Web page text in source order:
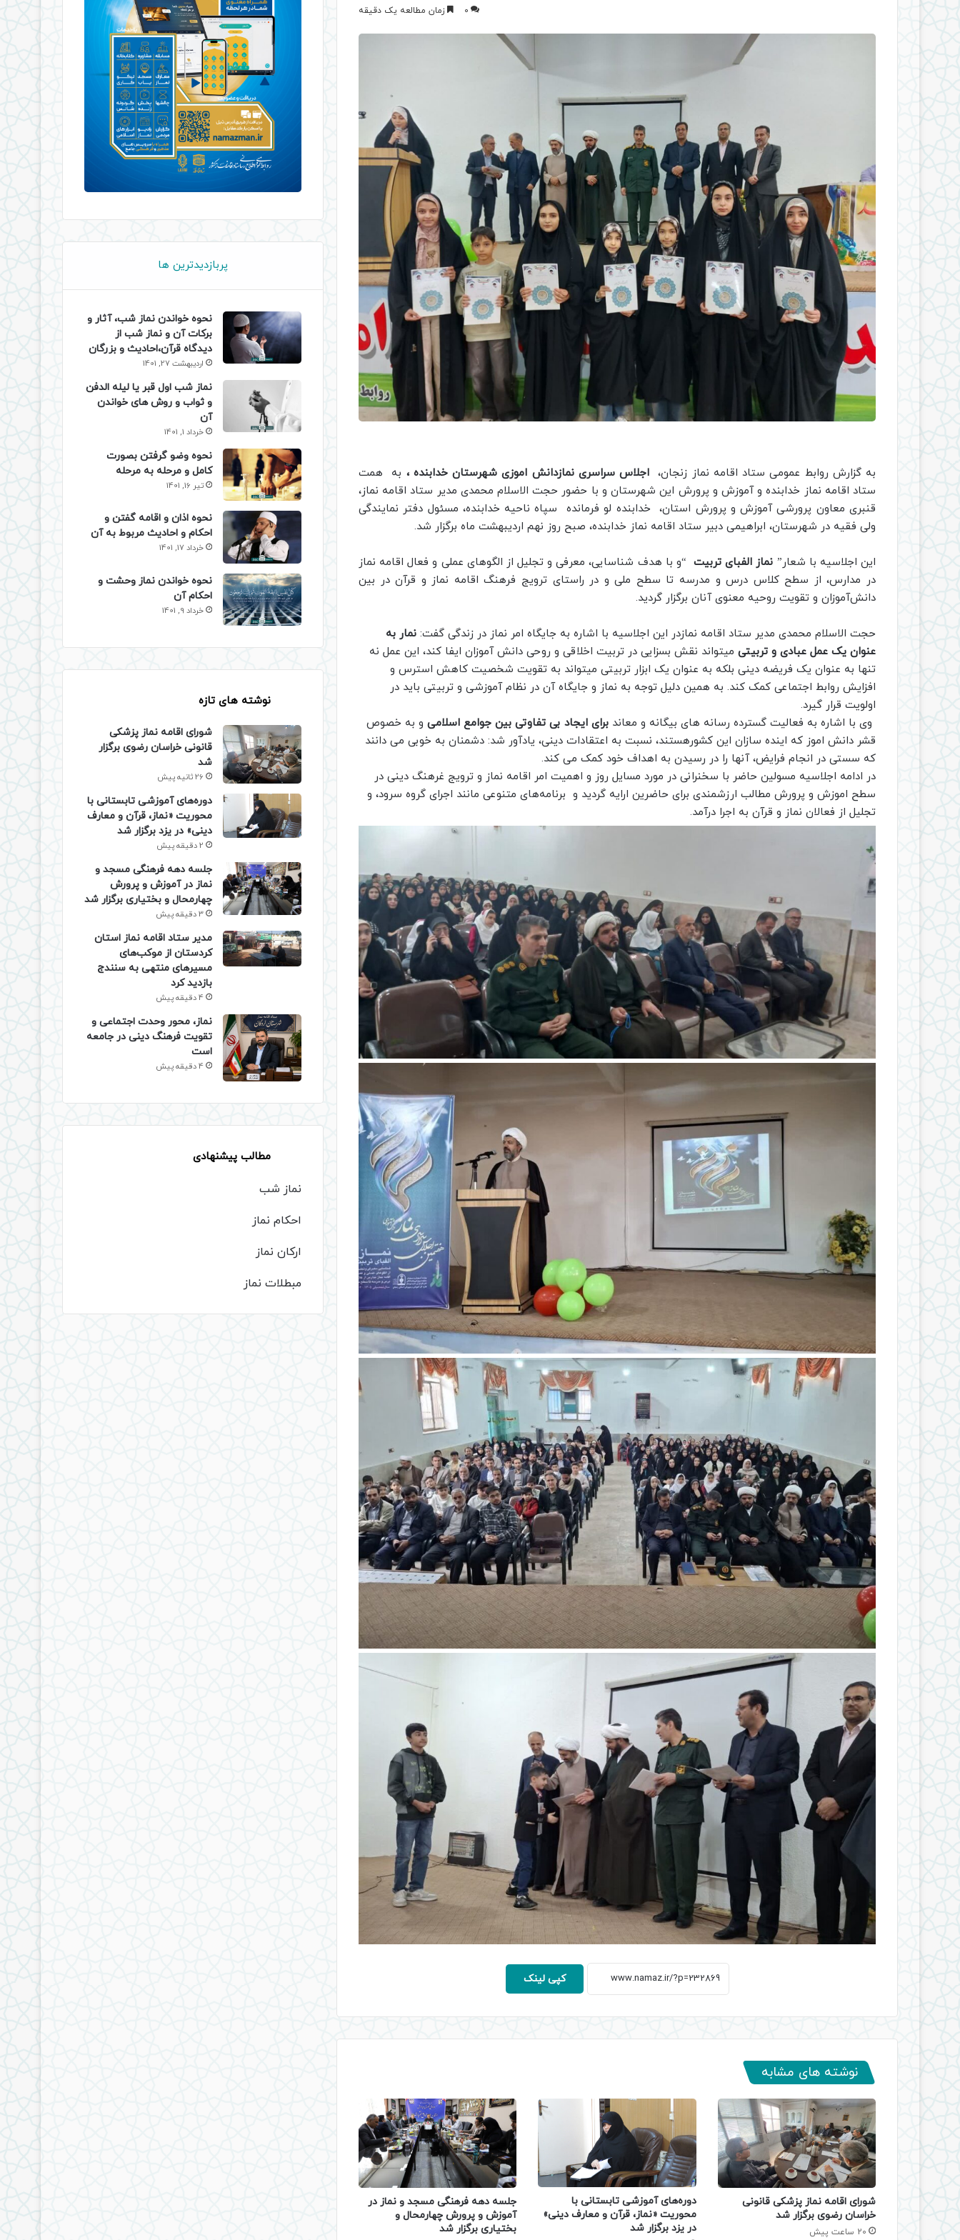
0 زمان مطالعه یک دقیقه
به گزارش روابط عمومی ستاد اقامه نماز زنجان،اجلاس سراسری نمازدانش اموزی شهرستان خدابنده ، به همت
ستاد اقامه نماز خدابنده و آموزش و پرورش این شهرستان و با حضور حجت الاسلام محمدی مدیر ستاد اقامه نماز،
قنبری معاون پرورشی آموزش و پرورش استان، خدابنده لو فرمانده سپاه ناحیه خدابنده، مسئول دفتر نمایندگی
ولی فقیه در شهرستان، ابراهیمی دبیر ستاد اقامه نماز خدابنده، صبح روز نهم اردیبهشت ماه برگزار شد.
این اجلاسیه با شعار” نماز الفبای تربیت“و با هدف شناسایی، معرفی و تجلیل از الگوهای عملی و فعال اقامه نماز
در مدارس، از سطح کلاس درس و مدرسه تا سطح ملی و در راستای ترویج فرهنگ اقامه نماز و قرآن در بین
دانش‌آموزان و تقویت روحیه معنوی آنان برگزار گردید.
حجت الاسلام محمدی مدیر ستاد اقامه نمازدر این اجلاسیه با اشاره به جایگاه امر نماز در زندگی گفت: نمار به
عنوان یک عمل عبادی و تربیتی میتواند نقش بسزایی در تربیت اخلاقی و روحی دانش آموزان ایفا کند، این عمل نه
تنها به عنوان یک فریضه دینی بلکه به عنوان یک ابزار تربیتی میتواند به تقویت شخصیت کاهش استرس و
افزایش روابط اجتماعی کمک کند. به همین دلیل توجه به نماز و جایگاه آن در نظام آموزشی و تربیتی باید در
اولویت قرار گیرد.
وی با اشاره به فعالیت گسترده رسانه های بیگانه و معاند برای ایجاد بی تفاوتی بین جوامع اسلامی و به خصوص
قشر دانش اموز که اینده سازان این کشورهستند، نسبت به اعتقادات دینی، یادآور شد: دشمنان به خوبی می دانند
که سستی در انجام فرایض، آنها را در رسیدن به اهداف خود کمک می کند.
در ادامه اجلاسیه مسولین حاضر با سخنرانی در مورد مسایل روز و اهمیت امر اقامه نماز و ترویج غرهنگ دینی در
سطح اموزش و پرورش مطالب ارزشمندی برای حاضرین ارایه گردید و برنامه‌های متنوعی مانند اجرای گروه سرود، و
تجلیل از فعالان نماز و قرآن به اجرا درآمد.
کپی لینک
نوشته های مشابه
شورای اقامه نماز پزشکی قانونی
خراسان رضوی برگزار شد
20 ساعت پیش
دوره‌های آموزشی تابستانی با
محوریت «نماز، قرآن و معارف دینی»
در یزد برگزار شد
جلسه دهه فرهنگی مسجد و نماز در
آموزش و پرورش چهارمحال و
بختیاری برگزار شد
پربازدیدترین ها
نحوه خواندن نماز شب، آثار و
برکات آن و نماز شب از
دیدگاه قرآن،احادیث و بزرگان
اردیبهشت 27, 1401
نماز شب اول قبر یا لیله الدفن
و ثواب و روش های خواندن
آن
خرداد 1, 1401
نحوه وضو گرفتن بصورت
کامل و مرحله به مرحله
تیر 16, 1401
نحوه اذان و اقامه گفتن و
احکام و احادیث مربوط به آن
خرداد 17, 1401
نحوه خواندن نماز وحشت و
احکام آن
خرداد 9, 1401
نوشته های تازه
شورای اقامه نماز پزشکی
قانونی خراسان رضوی برگزار
شد
26 ثانیه پیش
دوره‌های آموزشی تابستانی با
محوریت «نماز، قرآن و معارف
دینی» در یزد برگزار شد
2 دقیقه پیش
جلسه دهه فرهنگی مسجد و
نماز در آموزش و پرورش
چهارمحال و بختیاری برگزار شد
3 دقیقه پیش
مدیر ستاد اقامه نماز استان
کردستان از موکب‌های
مسیرهای منتهی به سنندج
بازدید کرد
4 دقیقه پیش
نماز، محور وحدت اجتماعی و
تقویت فرهنگ دینی در جامعه
است
4 دقیقه پیش
مطالب پیشنهادی
نماز شب
احکام نماز
ارکان نماز
مبطلات نماز